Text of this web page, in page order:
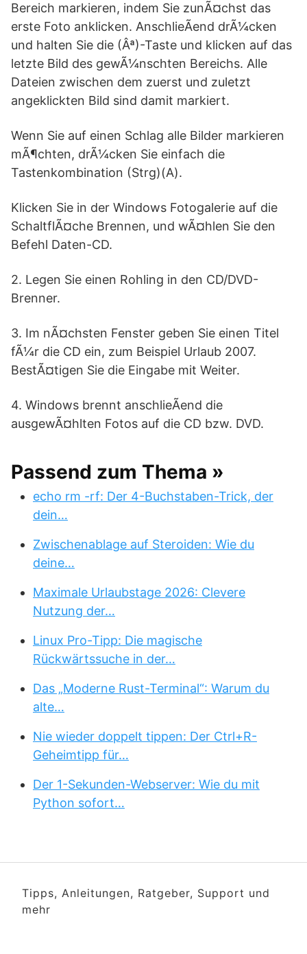
Bereich markieren, indem Sie zunÃ¤chst das
erste Foto anklicken. AnschlieÃend drÃ¼cken
und halten Sie die (Âª)-Taste und klicken auf das
letzte Bild des gewÃ¼nschten Bereichs. Alle
Dateien zwischen dem zuerst und zuletzt
angeklickten Bild sind damit markiert.
Wenn Sie auf einen Schlag alle Bilder markieren
mÃ¶chten, drÃ¼cken Sie einfach die
Tastenkombination (Strg)(A).
Klicken Sie in der Windows Fotogalerie auf die
SchaltflÃ¤che Brennen, und wÃ¤hlen Sie den
Befehl Daten-CD.
2. Legen Sie einen Rohling in den CD/DVD-
Brenner.
3. Im nÃ¤chsten Fenster geben Sie einen Titel
fÃ¼r die CD ein, zum Beispiel Urlaub 2007.
BestÃ¤tigen Sie die Eingabe mit Weiter.
4. Windows brennt anschlieÃend die
ausgewÃ¤hlten Fotos auf die CD bzw. DVD.
Passend zum Thema »
echo rm -rf: Der 4-Buchstaben-Trick, der
dein…
Zwischenablage auf Steroiden: Wie du
deine…
Maximale Urlaubstage 2026: Clevere
Nutzung der…
Linux Pro-Tipp: Die magische
Rückwärtssuche in der…
Das „Moderne Rust-Terminal“: Warum du
alte…
Nie wieder doppelt tippen: Der Ctrl+R-
Geheimtipp für…
Der 1-Sekunden-Webserver: Wie du mit
Python sofort…
Tipps, Anleitungen, Ratgeber, Support und
mehr